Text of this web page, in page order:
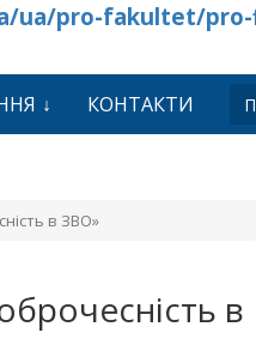
ua/pro-fakultet/
КОНТАКТИ
в ЗВО»
в